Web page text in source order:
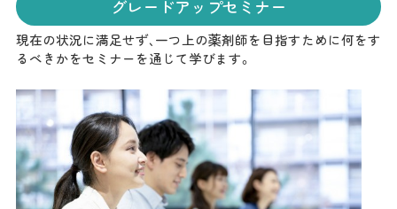
グレードアップセミナー
現在の状況に満足せず、一つ上の薬剤師を目指すために何をす
るべきかをセミナーを通じて学びます。